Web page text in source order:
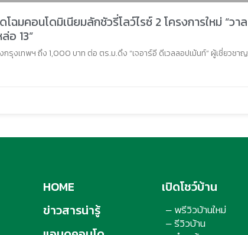
มคอนโดมิเนียมลักชัวรี่โลว์ไรซ์ 2 โครงการใหม่ “วาล
อ​ 13”
งเทพฯ ถึง 1,000 บาท ต่อ ตร.ม.ดึง “เจอาร์อี ดีเวลลอปเม้นท์” ผู้เชี่ยวชาญ
HOME
ข่าวสารน่ารู้
เปิดโชว์บ้าน
– พรีวิวบ้านใหม่
– รีวิวบ้าน